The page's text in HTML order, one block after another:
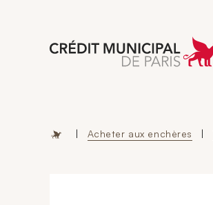
| Acheter aux enchères |